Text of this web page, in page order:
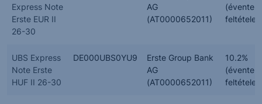
Express Note
Erste EUR II
26-30
AG
(AT0000652011)
(évente,
UBS Express
Note Erste
HUF II 26-30
DE000UBS0YU9
Erste Group Bank
AG
(AT0000652011)
10.2%
(évente,